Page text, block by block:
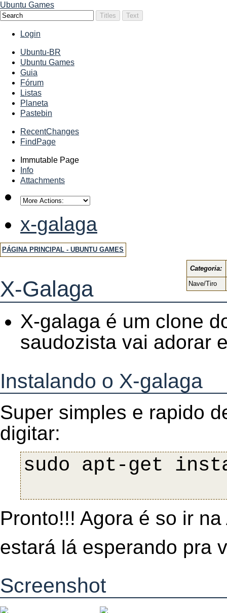
Ubuntu Games
Login
Ubuntu-BR
Ubuntu Games
Guia
Fórum
Listas
Planeta
Pastebin
RecentChanges
FindPage
Immutable Page
Info
Attachments
x-galaga
PÁGINA PRINCIPAL - UBUNTU GAMES
Categoria:
Nave/Tiro
X-Galaga
X-galaga é um clone
saudozista vai adorar
Instalando o X-galaga
Super simples e rapido
digitar:
Pronto!!! Agora é so ir
estará lá esperando pra
Screenshot